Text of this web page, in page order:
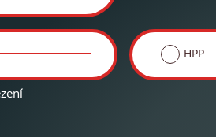
HPP